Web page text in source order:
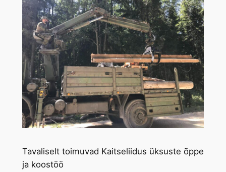
Tavaliselt toimuvad Kaitseliidus üksuste õppe
ja koostöö